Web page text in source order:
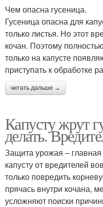
Чем опасна гусеница.
Гусеница опасна для
только листья. Но этот
кочан. Поэтому
только на капусте
приступать к обработке
читать дальше →
Капусту жрут
делать.
Защита урожая – главная
капусту от вредителей
только повредить
прячась внутри кочана,
усложняют поиски